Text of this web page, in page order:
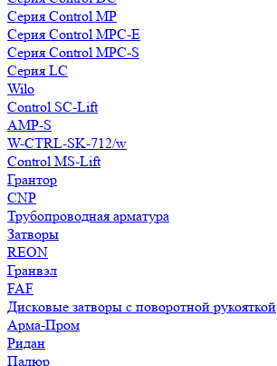
Серия Control MP
Серия Control MPC-E
Серия Control MPC-S
Серия LC
Wilo
Control SC-Lift
AMP-S
W-CTRL-SK-712/w
Control MS-Lift
Грантор
CNP
Трубопроводная арматура
Затворы
REON
Гранвэл
FAF
Дисковые затворы с поворотной рукояткой
Арма-Пром
Ридан
Палюр